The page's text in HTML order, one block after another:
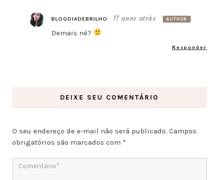
BLOGDIADEBRILHO 11 anos atrás AUTHOR
Demais né?
Responder
DEIXE SEU COMENTÁRIO
O seu endereço de e-mail não será publicado. Campos
obrigatórios são marcados com *